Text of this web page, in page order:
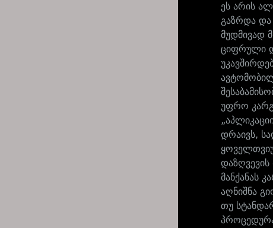
ეს არის
გაზრდა და
მუდმივად
ციფრული
უფრო
დრაივს,
მანქანას
აღნიშნა
თუ